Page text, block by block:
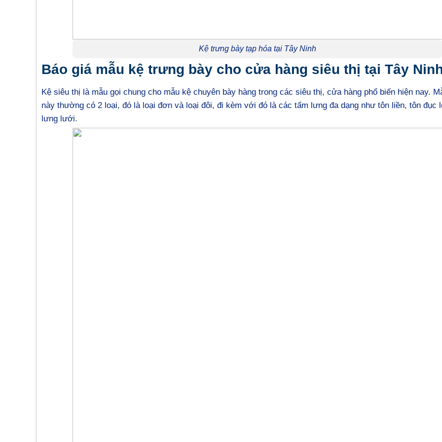
Kệ trưng bày tạp hóa tại Tây Ninh
Báo giá mẫu kệ trưng bày cho cửa hàng siêu thị tại Tây
Kệ siêu thị là mẫu gọi chung cho mẫu kệ chuyên bày hàng trong các siêu thị, cửa hàng phổ biến hiện nay.
này thường có 2 loại, đó là loại đơn và loại đôi, đi kèm với đó là các tấm lưng đa dạng như tôn liền, tôn đục
lưng lưới.